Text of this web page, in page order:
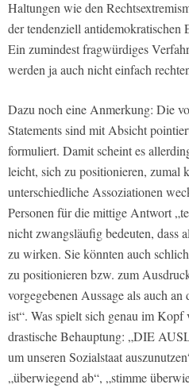
Haltungen wie den
der tendenziell antidemokratischen
Ein zumindest fragwürdiges
werden ja auch nicht einfach
Dazu noch eine Anmerkung: Die
Statements sind mit Absicht
formuliert. Damit scheint es
leicht, sich zu positionieren, zumal
unterschiedliche Assoziationen
Personen für die mittige Antwort
nicht zwangsläufig bedeuten, dass
zu wirken. Sie könnten auch
zu positionieren bzw. zum
vorgegebenen Aussage als auch
ist“. Was spielt sich genau im
drastische Behauptung: „DIE
um unseren Sozialstaat
„überwiegend ab“, „stimme